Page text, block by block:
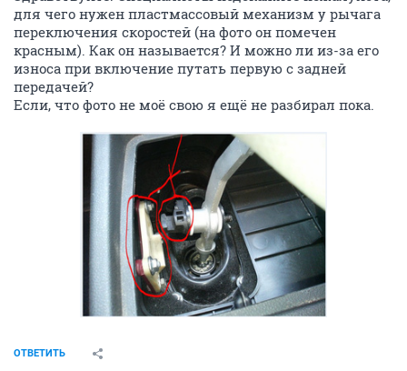
для чего нужен пластмассовый механизм у рычага
переключения скоростей (на фото он помечен
красным). Как он называется? И можно ли из-за его
износа при включение путать первую с задней
передачей?
Если, что фото не моё свою я ещё не разбирал пока.
ОТВЕТИТЬ